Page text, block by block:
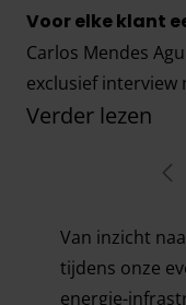
Voor elke klant
Carlos Mendes
exclusief interview
Verder lezen
Voor elke klant
Van inzicht
tijdens onze
energie-